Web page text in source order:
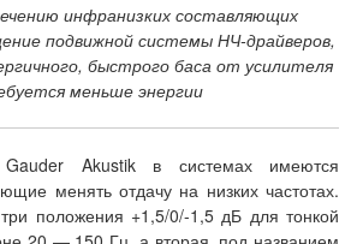
инфранизких составляющих
подвижной системы НЧ-драйверов,
быстрого баса от усилителя
меньше энергии
Akustik в системах имеются
менять отдачу на низких частотах.
положения +1,5/0/-1,5 дБ для тонкой